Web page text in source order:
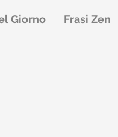
Giorno Frasi Zen